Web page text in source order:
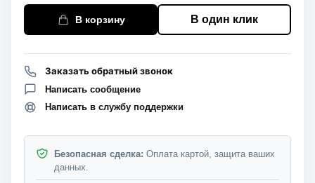
В корзину В один клик
Заказать обратный звонок
Написать сообщение
Написать в службу поддержки
Безопасная сделка: Оплата картой, защита ваших
данных.